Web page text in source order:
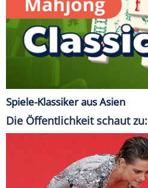
Spiele-Klassiker aus Asien
Die Öffentlichkeit schaut zu: